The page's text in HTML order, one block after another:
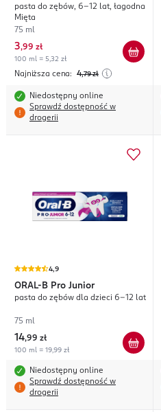
pasta do zębów, 6-12 lat, łagodna
Mięta
75 ml
3,99 zł
100 ml = 5,32 zł
Najniższa cena: 4,79 zł
Niedostępny online
Sprawdź dostępność w
drogerii
4,9
ORAL-B Pro Junior
pasta do zębów dla dzieci 6-12 lat
75 ml
14,99 zł
100 ml = 19,99 zł
Niedostępny online
Sprawdź dostępność w
drogerii